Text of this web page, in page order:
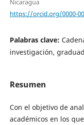
Nicaragua
https://orcid.org/0000-
Palabras clave:
investigación,
Resumen
Con el objetivo de
académicos en los